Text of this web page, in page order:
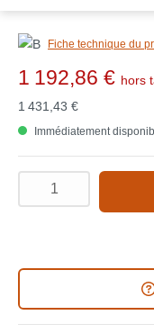
Fiche technique du
1 192,86 € hors
1 431,43 €
Immédiatement